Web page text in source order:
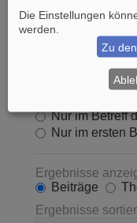
Unterforen
Nein
Innerhalb suchen:
Betreff und
Nur im Betreff
Nur im ersten
Ergebnisse
Beiträge
Ergebnisse
Die Einstellungen
werden.
Zu